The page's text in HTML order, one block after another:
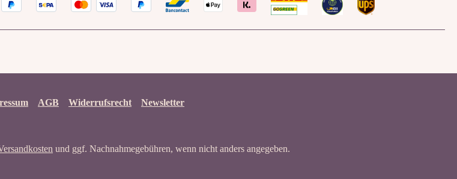
AGB Widerrufsrecht Newsletter
und ggf. Nachnahmegebühren, wenn nicht anders angegeben.